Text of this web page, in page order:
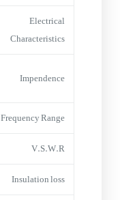
Electrical
Characteristics
Impendence
Frequency Range
V.S.W.R
Insulation loss